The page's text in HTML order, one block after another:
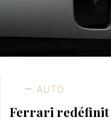
AUTO
Ferrari redéfinit